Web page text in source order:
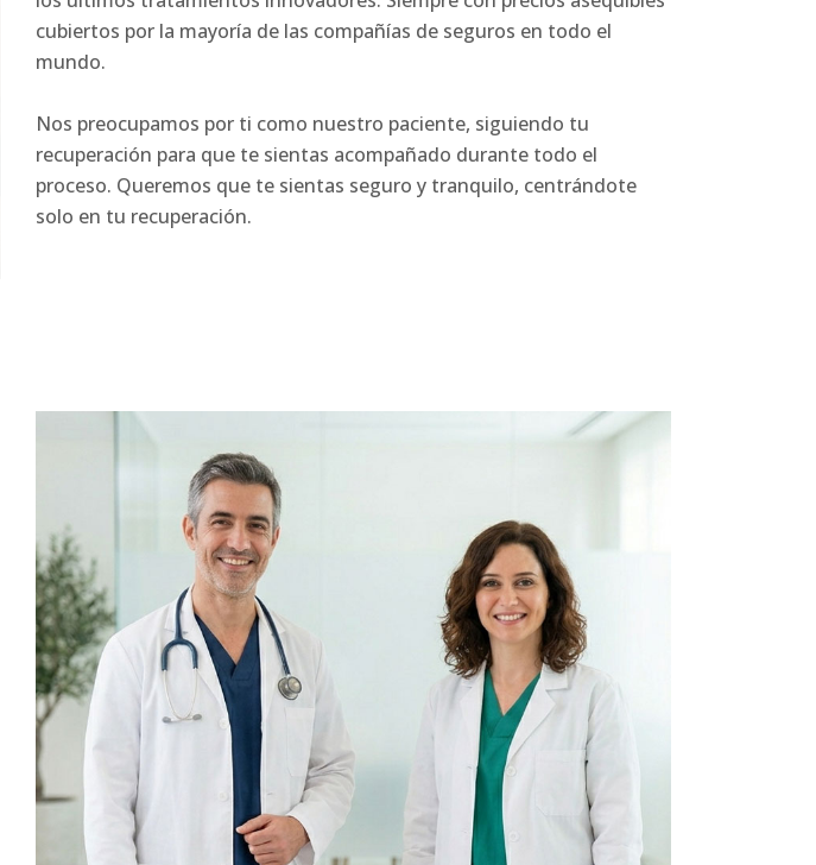
cubiertos por la mayoría de las compañías de seguros en todo el
mundo.
Nos preocupamos por ti como nuestro paciente, siguiendo tu
recuperación para que te sientas acompañado durante todo el
proceso. Queremos que te sientas seguro y tranquilo, centrándote
solo en tu recuperación.